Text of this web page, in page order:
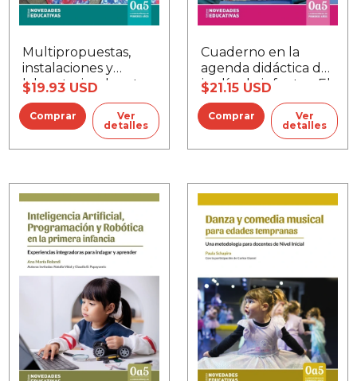
Multipropuestas,
instalaciones y
laboratorios de arte
$19.93 USD
Ver
detalles
Cuaderno en la
agenda didáctica del
jardín de infantes, El
$21.15 USD
Ver
detalles